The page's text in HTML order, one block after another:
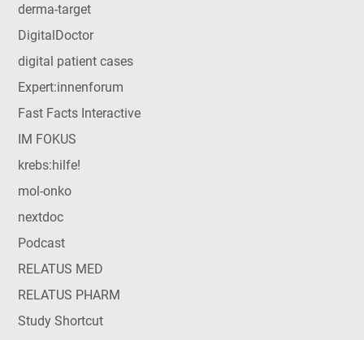
derma-target
DigitalDoctor
digital patient cases
Expert:innenforum
Fast Facts Interactive
IM FOKUS
krebs:hilfe!
mol-onko
nextdoc
Podcast
RELATUS MED
RELATUS PHARM
Study Shortcut